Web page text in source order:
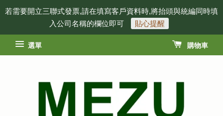
若需要開立三聯式發票,請在填寫客戶資料時,將抬頭與統編同時填
入公司名稱的欄位即可
貼心提醒
選單 購物車